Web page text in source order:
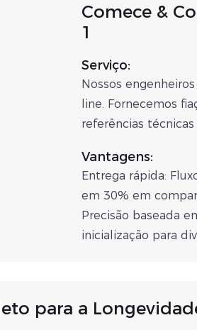
Comece &
1
Serviço:
Nossos
line. Fornecemos
referências
Vantagens:
Entrega rápida:
em 30% em
Precisão baseada
inicialização para
para a